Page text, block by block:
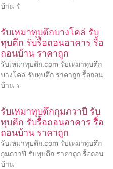
บ้าน รั
รับเหมาทุบตึกบางโคล่ รับ
ทุบตึก รับรื้อถอนอาคาร รื้อ
ถอนบ้าน ราคาถูก
รับเหมาทุบตึก.com รับเหมาทุบตึก
บางโคล่ รับทุบตึก ราคาถูก รื้อถอน
บ้าน ร
รับเหมาทุบตึกกุมภวาปี รับ
ทุบตึก รับรื้อถอนอาคาร รื้อ
ถอนบ้าน ราคาถูก
รับเหมาทุบตึก.com รับเหมาทุบตึก
กุมภวาปี รับทุบตึก ราคาถูก รื้อถอน
บ้าน